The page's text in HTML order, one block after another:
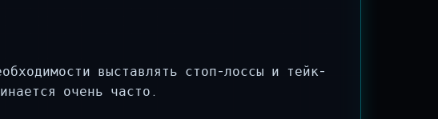
выставлять стоп-лоссы и тейк-
очень часто.